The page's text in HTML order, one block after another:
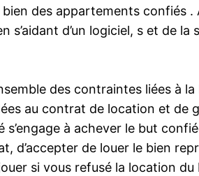
des appartements confiés
d’un logiciel, s et de
des contraintes liées à
au contrat de location et de
à achever le but
d’accepter de louer le bien
si vous refusé la location